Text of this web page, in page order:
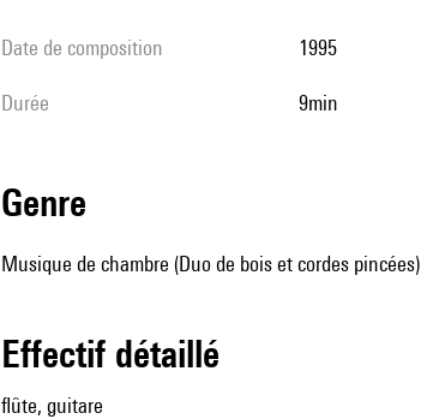
date de composition 1995
durée 9min
genre
Musique de chambre (Duo de bois et cordes pincées)
effectif détaillé
flûte, guitare